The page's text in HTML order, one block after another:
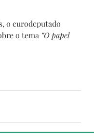
o eurodeputado
o tema “O papel